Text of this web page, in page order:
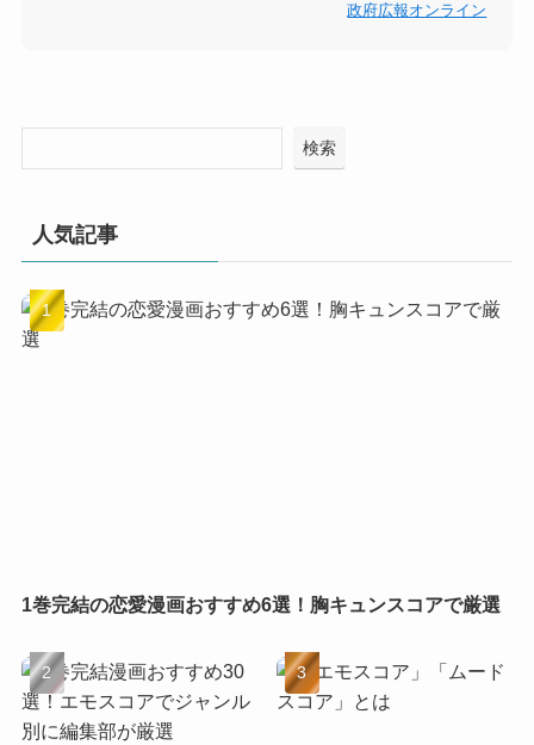
政府広報オンライン
検索
人気記事
1巻完結の恋愛漫画おすすめ6選！胸キュンスコアで厳選